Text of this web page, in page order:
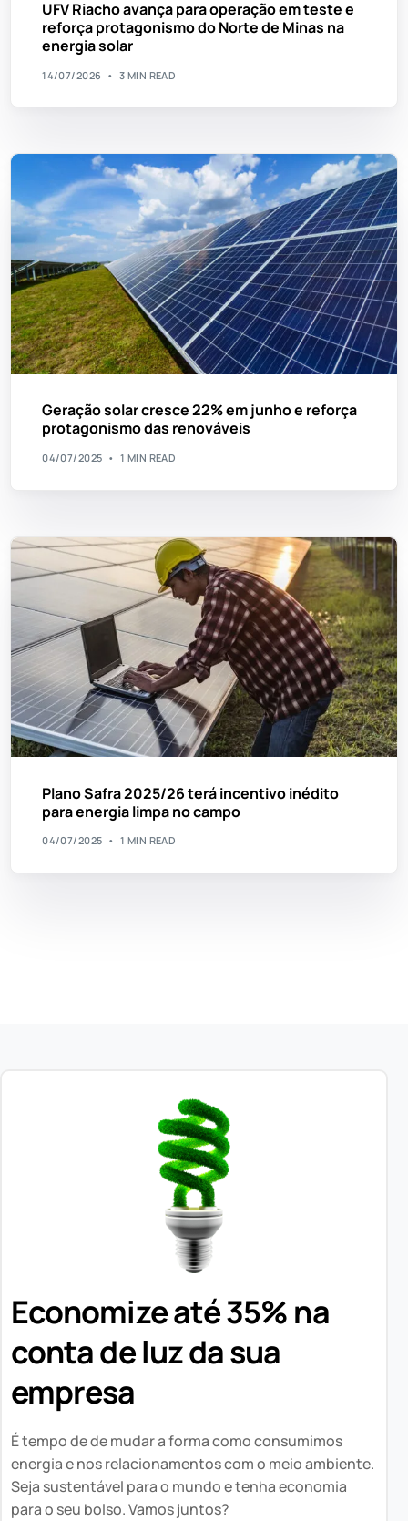
UFV Riacho avança para operação em teste e
reforça protagonismo do Norte de Minas na
energia solar
14/07/2026 3 MIN READ
Geração solar cresce 22% em junho e reforça
protagonismo das renováveis
04/07/2025 1 MIN READ
Plano Safra 2025/26 terá incentivo inédito
para energia limpa no campo
04/07/2025 1 MIN READ
Economize até 35% na
conta de luz da sua
empresa
É tempo de de mudar a forma como consumimos
energia e nos relacionamentos com o meio ambiente.
Seja sustentável para o mundo e tenha economia
para o seu bolso. Vamos juntos?